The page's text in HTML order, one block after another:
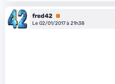
fred42 Premium
Le 02/01/2017 à 21h38